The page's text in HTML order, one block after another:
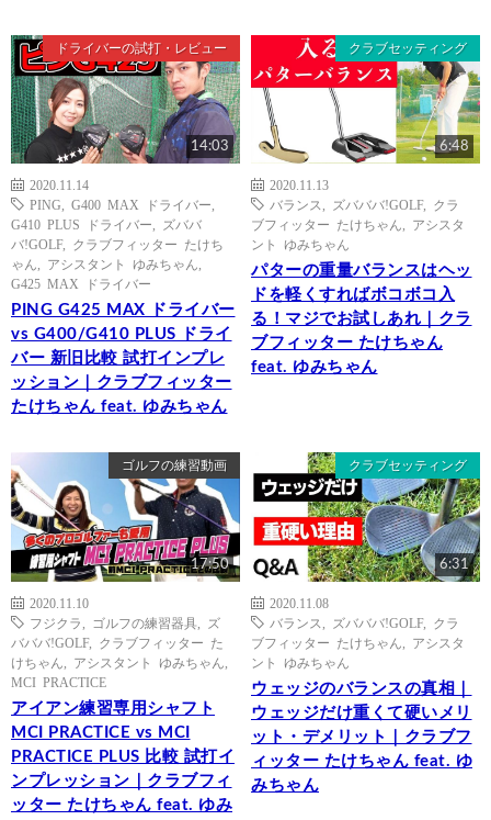
ドライバーの試打・レビュー
14:03
2020.11.14
PING
G400 MAX ドライバー
G410 PLUS ドライバー
ズババ
バ!GOLF, クラブフィッター たけち
ゃん
アシスタント ゆみちゃん
G425 MAX ドライバー
PING G425 MAX ドライバー
vs G400/G410 PLUS ドライ
バー 新旧比較 試打インプレ
ッション｜クラブフィッター
たけちゃん feat. ゆみちゃん
クラブセッティング
6:48
2020.11.13
バランス
ズバババ!GOLF, クラ
ブフィッター たけちゃん
アシスタ
ント ゆみちゃん
パターの重量バランスはヘッ
ドを軽くすればボコボコ入
る！マジでお試しあれ｜クラ
ブフィッター たけちゃん
feat. ゆみちゃん
ゴルフの練習動画
17:50
2020.11.10
フジクラ
ゴルフの練習器具
ズ
バババ!GOLF, クラブフィッター た
けちゃん
アシスタント ゆみちゃん
MCI PRACTICE
アイアン練習専用シャフト
MCI PRACTICE vs MCI
PRACTICE PLUS 比較 試打イ
ンプレッション｜クラブフィ
ッター たけちゃん feat. ゆみ
クラブセッティング
6:31
2020.11.08
バランス
ズバババ!GOLF, クラ
ブフィッター たけちゃん
アシスタ
ント ゆみちゃん
ウェッジのバランスの真相｜
ウェッジだけ重くて硬いメリ
ット・デメリット｜クラブフ
ィッター たけちゃん feat. ゆ
みちゃん